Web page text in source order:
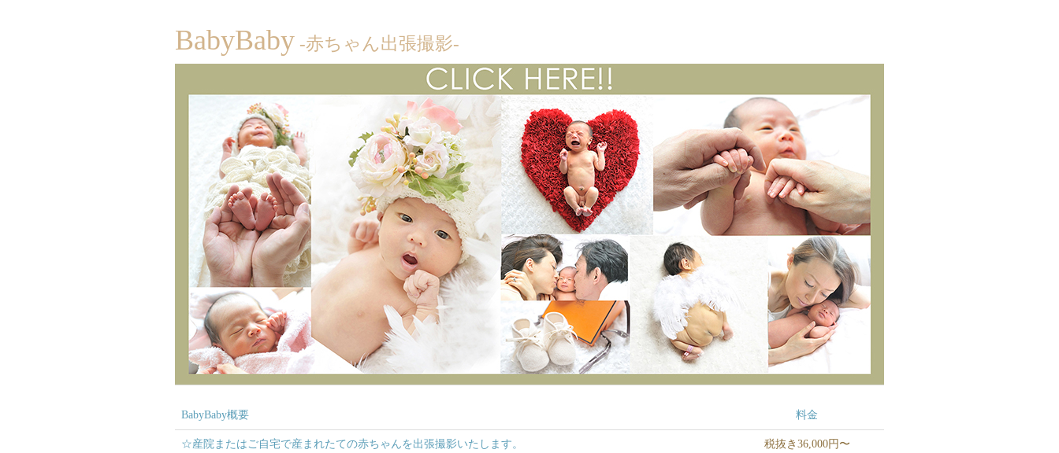
BabyBaby -赤ちゃん出張撮影-
BabyBaby概要 料金
☆産院またはご自宅で産まれたての赤ちゃんを出張撮影いたします。
税抜き36,000円〜